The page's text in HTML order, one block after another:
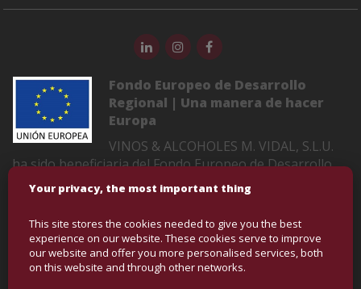
Fondo Europeo de Desarrollo
Regional | Una manera de hacer
Europa
VINOS & ALCOHOLES M. VIDAL, S.L.U.
ha sido beneficiaria del Fondo Europeo de Desarrollo
Regional cuyo objetivo es mejorar la competitividad de
las Pymes y gracias al cual ha puesto en marcha un
Plan de Marketing Digital Internacional con el objetivo
de mejorar su posicionamiento online en mercados
exteriores durante el año 2022-2023. Para ello ha
contado con el apoyo del Programa XPANDE DIGITAL
Your privacy, the most important thing
This site stores the cookies needed to give you the best
experience on our website. These cookies serve to improve
our website and offer you more personalised services, both
on this website and through other networks.